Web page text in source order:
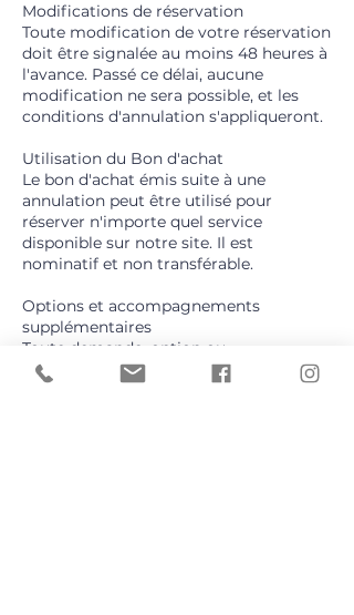
Modifications de réservation
Toute modification de votre réservation
doit être signalée au moins 48 heures à
l'avance. Passé ce délai, aucune
modification ne sera possible, et les
conditions d'annulation s'appliqueront.
Utilisation du Bon d'achat
Le bon d'achat émis suite à une
annulation peut être utilisé pour
réserver n'importe quel service
disponible sur notre site. Il est
nominatif et non transférable.
Options et accompagnements
supplémentaires
Toute demande, option ou
accompagnement non inclus dans
l’offre initiale ou dans le contrat signé